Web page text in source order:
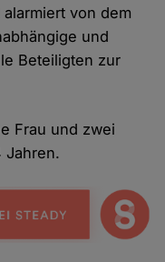
von dem
und
Beteiligten zur
Frau und zwei
Jahren.